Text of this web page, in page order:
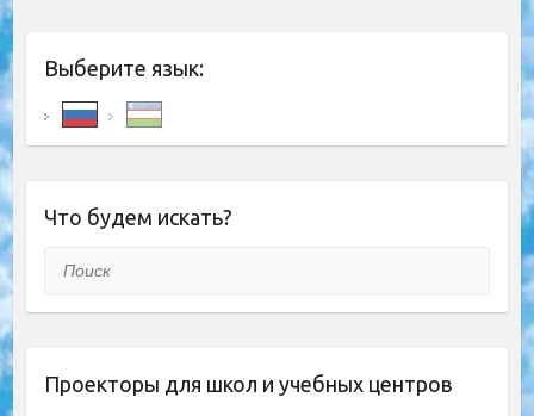
Выберите язык:
Что будем искать?
Поиск
Проекторы для школ и учебных центров